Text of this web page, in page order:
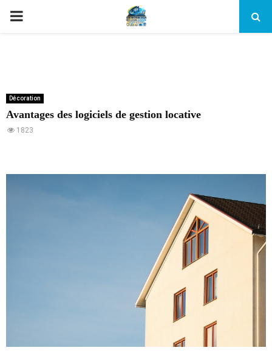
PRIMARY
Décoration
Avantages des logiciels de gestion locative
1823